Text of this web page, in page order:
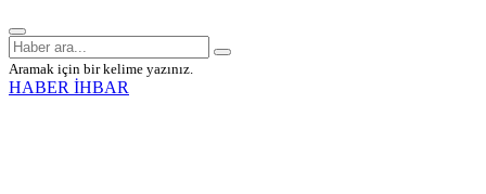
Aramak için bir kelime yazınız.
HABER İHBAR